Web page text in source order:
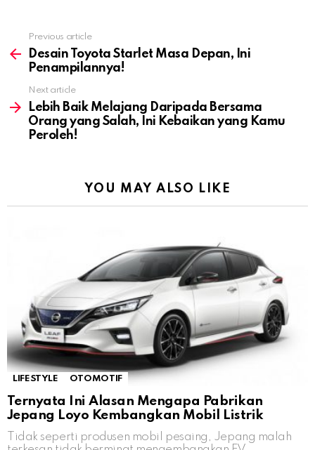
more
Previous article
Desain Toyota Starlet Masa Depan, Ini
Penampilannya!
Next article
Lebih Baik Melajang Daripada Bersama
Orang yang Salah, Ini Kebaikan yang Kamu
Peroleh!
YOU MAY ALSO LIKE
LIFESTYLE OTOMOTIF
Ternyata Ini Alasan Mengapa Pabrikan
Jepang Loyo Kembangkan Mobil Listrik
Tidak seperti produsen mobil pesaing, Jepang malah